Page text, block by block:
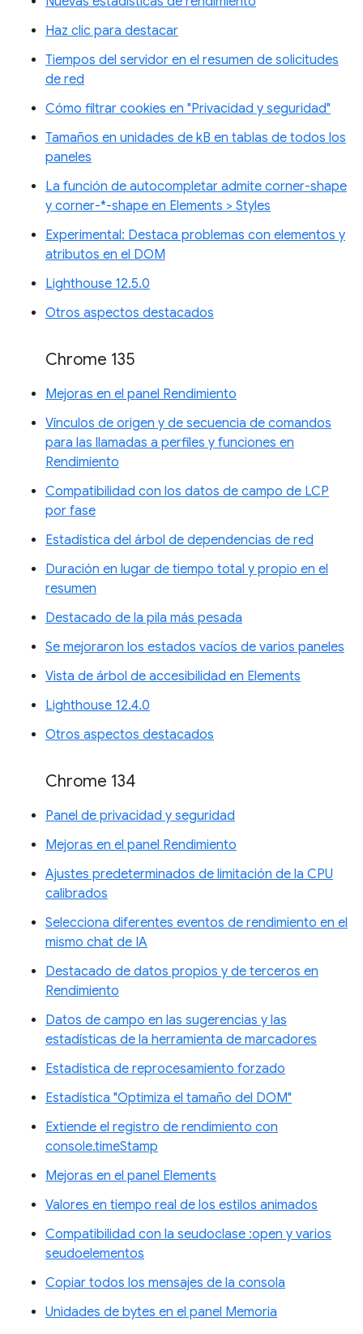
Haz clic para destacar
Tiempos del servidor en el resumen de solicitudes
de red
Cómo filtrar cookies en "Privacidad y seguridad"
Tamaños en unidades de kB en tablas de todos los
paneles
La función de autocompletar admite corner-shape
y corner-*-shape en Elements > Styles
Experimental: Destaca problemas con elementos y
atributos en el DOM
Lighthouse 12.5.0
Otros aspectos destacados
Chrome 135
Mejoras en el panel Rendimiento
Vínculos de origen y de secuencia de comandos
para las llamadas a perfiles y funciones en
Rendimiento
Compatibilidad con los datos de campo de LCP
por fase
Estadística del árbol de dependencias de red
Duración en lugar de tiempo total y propio en el
resumen
Destacado de la pila más pesada
Se mejoraron los estados vacíos de varios paneles
Vista de árbol de accesibilidad en Elements
Lighthouse 12.4.0
Otros aspectos destacados
Chrome 134
Panel de privacidad y seguridad
Mejoras en el panel Rendimiento
Ajustes predeterminados de limitación de la CPU
calibrados
Selecciona diferentes eventos de rendimiento en el
mismo chat de IA
Destacado de datos propios y de terceros en
Rendimiento
Datos de campo en las sugerencias y las
estadísticas de la herramienta de marcadores
Estadística de reprocesamiento forzado
Estadística "Optimiza el tamaño del DOM"
Extiende el registro de rendimiento con
console.timeStamp
Mejoras en el panel Elements
Valores en tiempo real de los estilos animados
Compatibilidad con la seudoclase :open y varios
seudoelementos
Copiar todos los mensajes de la consola
Unidades de bytes en el panel Memoria